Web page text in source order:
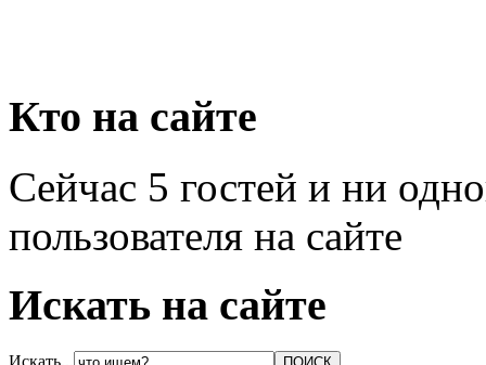
Кто на сайте
Сейчас 5 гостей и ни
пользователя на сайте
Искать на сайте
Искать...